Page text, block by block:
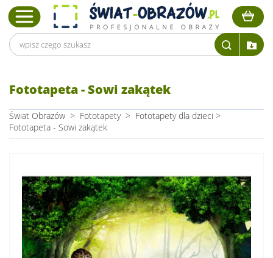
Fototapeta - Sowi zakątek
Świat Obrazów > Fototapety > Fototapety dla dzieci >
Fototapeta - Sowi zakątek